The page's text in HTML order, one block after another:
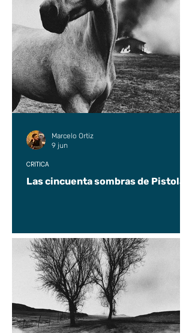
Las cincuenta sombras de Pistolas
CRÍTICA
Marcelo Ortiz
9 jun